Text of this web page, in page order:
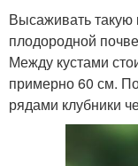
Высаживать такую
плодородной
Между кустами
примерно 60 см.
рядами клубники